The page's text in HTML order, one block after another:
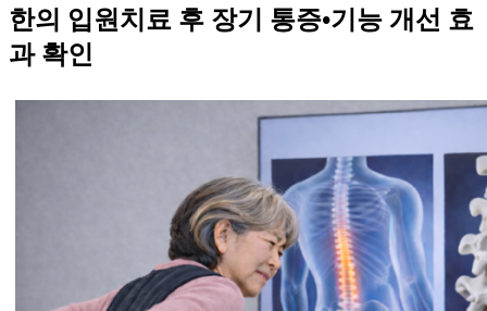
한의 입원치료 후 장기 통증•기능 개선 효
과 확인